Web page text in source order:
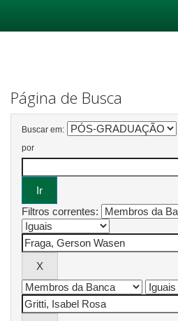
Página de Busca
Buscar em:
por
Filtros correntes: